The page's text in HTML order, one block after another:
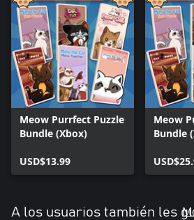
Meow Purrfect Puzzle
Bundle (Xbox)
USD$13.99
Meow
Bundle
A los usuarios también les